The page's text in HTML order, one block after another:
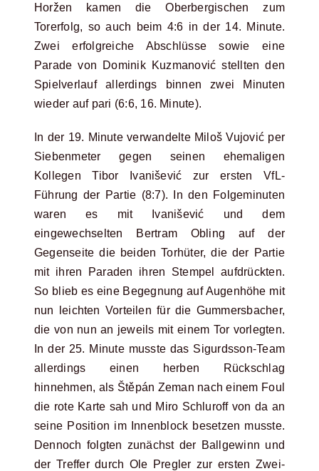
Horžen kamen die Oberbergischen zum
Torerfolg, so auch beim 4:6 in der 14. Minute.
Zwei erfolgreiche Abschlüsse sowie eine
Parade von Dominik Kuzmanović stellten den
Spielverlauf allerdings binnen zwei Minuten
wieder auf pari (6:6, 16. Minute).
In der 19. Minute verwandelte Miloš Vujović per
Siebenmeter gegen seinen ehemaligen
Kollegen Tibor Ivanišević zur ersten VfL-
Führung der Partie (8:7). In den Folgeminuten
waren es mit Ivanišević und dem
eingewechselten Bertram Obling auf der
Gegenseite die beiden Torhüter, die der Partie
mit ihren Paraden ihren Stempel aufdrückten.
So blieb es eine Begegnung auf Augenhöhe mit
nun leichten Vorteilen für die Gummersbacher,
die von nun an jeweils mit einem Tor vorlegten.
In der 25. Minute musste das Sigurdsson-Team
allerdings einen herben Rückschlag
hinnehmen, als Štěpán Zeman nach einem Foul
die rote Karte sah und Miro Schluroff von da an
seine Position im Innenblock besetzen musste.
Dennoch folgten zunächst der Ballgewinn und
der Treffer durch Ole Pregler zur ersten Zwei-